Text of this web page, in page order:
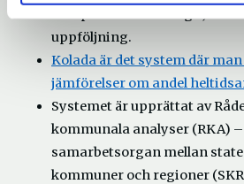
uppföljning.
Kolada är det system där
jämförelser om andel
Systemet är upprättat av
kommunala analyser (RKA)
samarbetsorgan mellan
kommuner och regioner